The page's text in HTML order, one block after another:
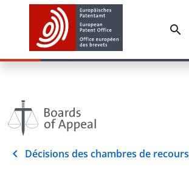
Décisions des chambres de recours